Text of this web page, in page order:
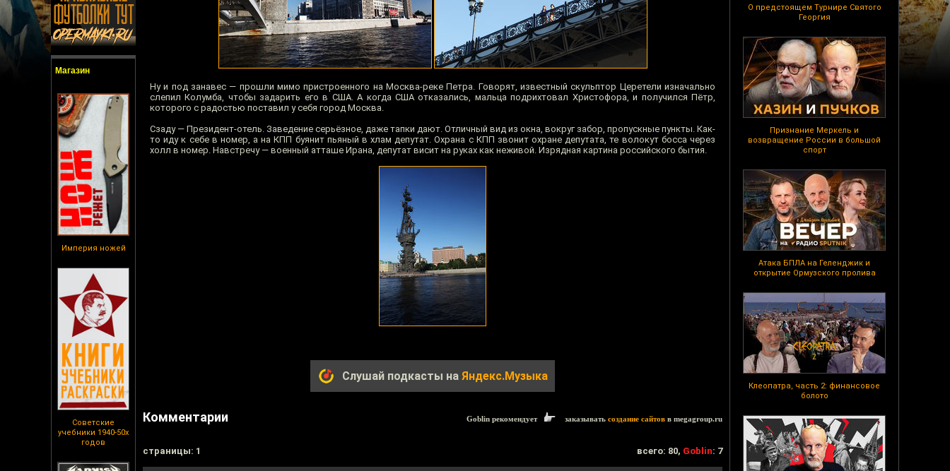
Магазин
Империя ножей
Советские
учебники 1940-50х
годов
О предстоящем Турнире Святого
Георгия
Признание Меркель и
возвращение России в большой
спорт
Атака БПЛА на Геленджик и
открытие Ормузского пролива
Клеопатра, часть 2: финансовое
болото
Ну и под занавес — прошли мимо пристроенного на Москва-реке Петра. Говорят, известный скульптор Церетели изначально
слепил Колумба, чтобы задарить его в США. А когда США отказались, мальца подрихтовал Христофора, и получился Пётр,
которого с радостью поставил у себя город Москва.
Сзаду — Президент-отель. Заведение серьёзное, даже тапки дают. Отличный вид из окна, вокруг забор, пропускные пункты. Как-
то иду к себе в номер, а на КПП буянит пьяный в хлам депутат. Охрана с КПП звонит охране депутата, те волокут босса через
холл в номер. Навстречу — военный атташе Ирана, депутат висит на руках как неживой. Изрядная картина российского бытия.
Слушай подкасты на Яндекс.Музыка
Комментарии Goblin рекомендует заказывать создание сайтов в megagroup.ru
cтраницы: 1 всего: 80, Goblin: 7